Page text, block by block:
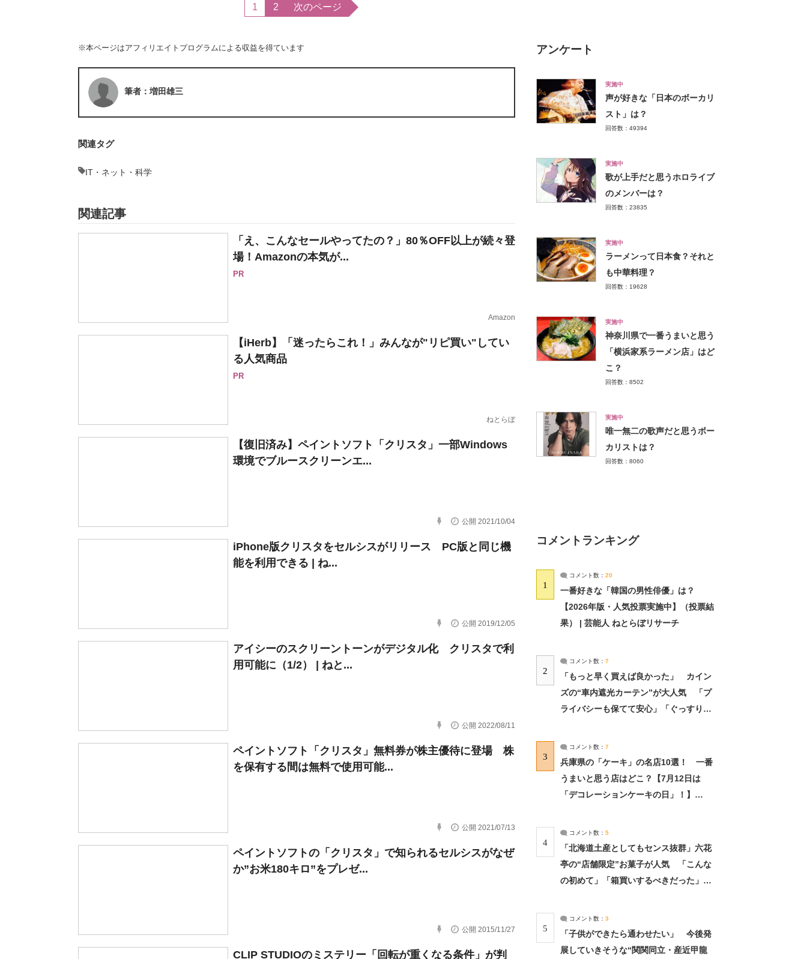
1 2 次のページ
※本ページはアフィリエイトプログラムによる収益を得ています
筆者：増田雄三
関連タグ
IT・ネット・科学
関連記事
「え、こんなセールやってたの？」80％OFF以上が続々登
場！Amazonの本気が...
PR
Amazon
【iHerb】「迷ったらこれ！」みんなが"リピ買い"してい
る人気商品
PR
ねとらぼ
【復旧済み】ペイントソフト「クリスタ」一部Windows
環境でブルースクリーンエ...
公開 2021/10/04
iPhone版クリスタをセルシスがリリース PC版と同じ機
能を利用できる | ね...
公開 2019/12/05
アイシーのスクリーントーンがデジタル化 クリスタで利
用可能に（1/2） | ねと...
公開 2022/08/11
ペイントソフト「クリスタ」無料券が株主優待に登場 株
を保有する間は無料で使用可能...
公開 2021/07/13
ペイントソフトの「クリスタ」で知られるセルシスがなぜ
か”お米180キロ”をプレゼ...
公開 2015/11/27
CLIP STUDIOのミステリー「回転が重くなる条件」が判
アンケート
実施中
声が好きな「日本のボーカリ
スト」は？
回答数：49394
実施中
歌が上手だと思うホロライブ
のメンバーは？
回答数：23835
実施中
ラーメンって日本食？それと
も中華料理？
回答数：19628
実施中
神奈川県で一番うまいと思う
「横浜家系ラーメン店」はど
こ？
回答数：8502
実施中
唯一無二の歌声だと思うボー
カリストは？
回答数：8060
コメントランキング
1
コメント数： 20
一番好きな「韓国の男性俳優」は？
【2026年版・人気投票実施中】（投票結
果） | 芸能人 ねとらぼリサーチ
2
コメント数： 7
「もっと早く買えば良かった」 カイン
ズの“車内遮光カーテン”が大人気 「プ
ライバシーも保てて安心」「ぐっすり眠
3
コメント数： 7
兵庫県の「ケーキ」の名店10選！ 一番
うまいと思う店はどこ？【7月12日は
「デコレーションケーキの日」！】
4
コメント数： 5
「北海道土産としてもセンス抜群」六花
亭の“店舗限定”お菓子が人気 「こんな
の初めて」「箱買いするべきだった」
5
コメント数： 3
「子供ができたら通わせたい」 今後発
展していきそうな“関関同立・産近甲龍